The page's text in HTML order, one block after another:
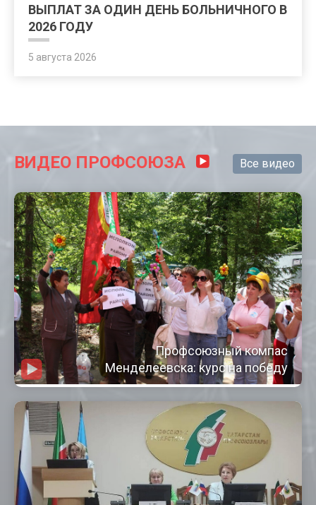
ВЫПЛАТ ЗА ОДИН ДЕНЬ БОЛЬНИЧНОГО В
2026 ГОДУ
5 августа 2026
ВИДЕО ПРОФСОЮЗА Все видео
Профсоюзный компас
Менделеевска: курс на победу